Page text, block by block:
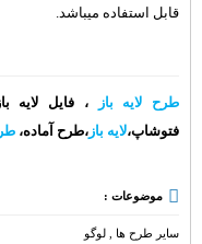
قابل استفاده میباشد.
طرح لایه باز ، فایل لایه
فتوشاپ،لایه باز ،طرح آماده،
موضوعات :
سایر طرح ها , لوگو